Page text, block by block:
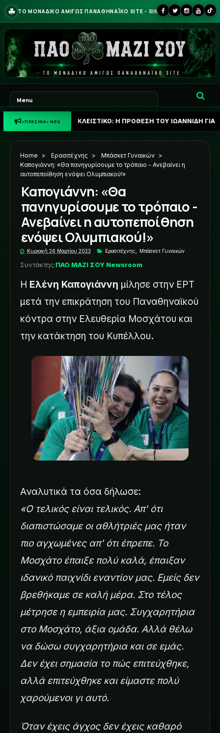
☘ ΤΟ ΜΟΝΑΔΙΚΟ ΑΜΙΓΩΣ ΠΑΝΑΘΗΝΑΪΚΟ SITE - SINCE 2013
«ΠΡΑΣΙΝΑ» ΝΕΑ
☘ ΑΠΟΚΛΕΙΣΤΙΚΟ: Η ΠΡΟΘΕΣΗ ΤΟΥ ΙΩΑΝΝΙΔΗ ΓΙΑ ΤΟ ΜΕΛΛΟΝ
Home > Ερασιτέχνης > Μπάσκετ Γυναικών >
Καπογιάννη: «Θα πανηγυρίσουμε το τρόπαιο - Ανεβαίνει η
αυτοπεποίθηση ενόψει Ολυμπιακού!»
Καπογιάννη: «Θα
πανηγυρίσουμε το τρόπαιο -
Ανεβαίνει η αυτοπεποίθηση
ενόψει Ολυμπιακού!»
Κυριακή 26 Μαρτίου 2023 Ερασιτέχνης Μπάσκετ Γυναικών
Συντάκτης:ΠΑΟ ΜΑΖΙ ΣΟΥ Newsroom
Η Ελένη Καπογιάννη μίλησε στην ΕΡΤ
μετά την επικράτηση του Παναθηναϊκού
κόντρα στην Ελευθερία Μοσχάτου και
την κατάκτηση του Κυπέλλου.
Αναλυτικά τα όσα δήλωσε:
«Ο τελικός είναι τελικός. Απ' ότι
διαπιστώσαμε οι αθλήτριές μας ήταν
πιο αγχωμένες απ' ότι έπρεπε. Το
Μοσχάτο έπαιξε πολύ καλά, έπαιξαν
ιδανικό παιχνίδι εναντίον μας. Εμείς δεν
βρεθήκαμε σε καλή μέρα. Στο τέλος
μέτρησε η εμπειρία μας. Συγχαρητήρια
στο Μοσχάτο, άξια ομάδα. Αλλά θέλω
να δώσω συγχαρητήρια και σε εμάς.
Δεν έχει σημασία το πώς επιτεύχθηκε,
αλλά επιτεύχθηκε και είμαστε πολύ
χαρούμενοι γι αυτό.
Όταν έχεις άγχος δεν έχεις καθαρό